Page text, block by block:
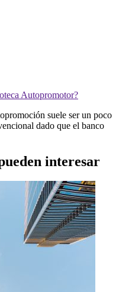
Autopromotor?
suele ser un poco
dado que el banco
interesar